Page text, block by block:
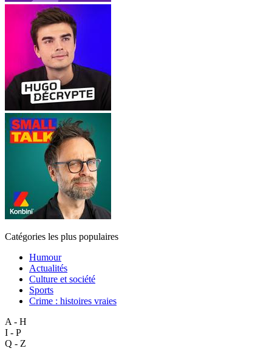
Catégories les plus populaires
Humour
Actualités
Culture et société
Sports
Crime : histoires vraies
A - H
I - P
Q - Z